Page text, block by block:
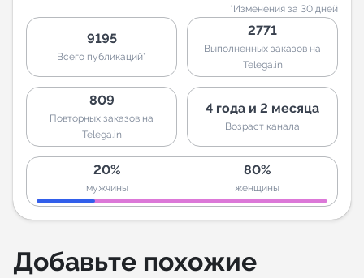
*Изменения за 30 дней
9195
Всего публикаций*
2771
Выполненных заказов на
Telega.in
809
Повторных заказов на
Telega.in
4 года и 2 месяца
Возраст канала
20%
мужчины
80%
женщины
Добавьте похожие